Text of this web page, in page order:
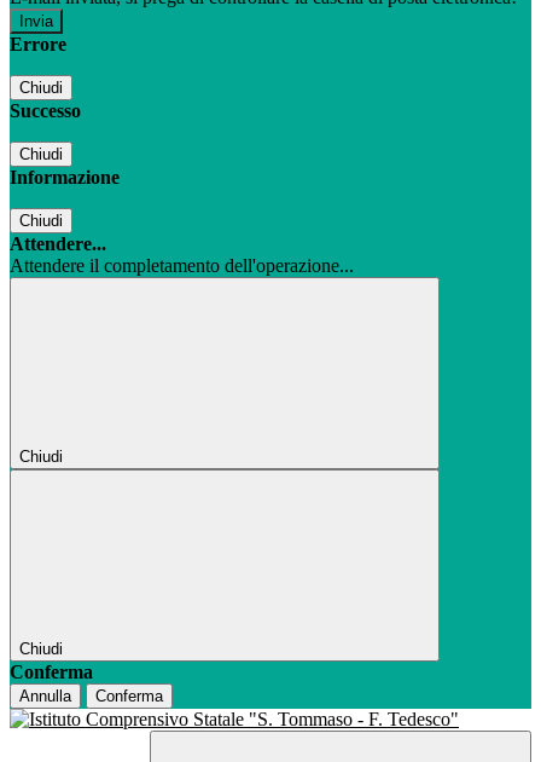
Errore
Chiudi
Successo
Chiudi
Informazione
Chiudi
Attendere...
Attendere il completamento dell'operazione...
Chiudi
Chiudi
Conferma
Annulla Conferma